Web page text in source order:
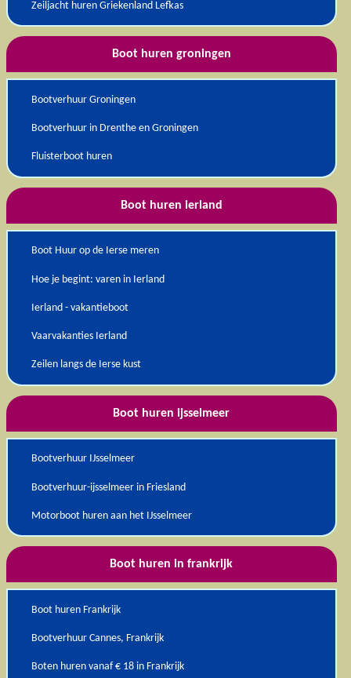
Zeiljacht huren Griekenland Lefkas
Boot huren groningen
Bootverhuur Groningen
Bootverhuur in Drenthe en Groningen
Fluisterboot huren
Boot huren ierland
Boot Huur op de Ierse meren
Hoe je begint: varen in Ierland
Ierland - vakantieboot
Vaarvakanties Ierland
Zeilen langs de Ierse kust
Boot huren ijsselmeer
Bootverhuur IJsselmeer
Bootverhuur-ijsselmeer in Friesland
Motorboot huren aan het IJsselmeer
Boot huren in frankrijk
Boot huren Frankrijk
Bootverhuur Cannes, Frankrijk
Boten huren vanaf € 18 in Frankrijk